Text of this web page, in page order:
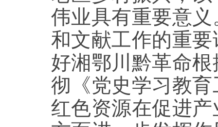
伟业具有重要意
和文献工作的重
好湘鄂川黔革命
彻《党史学习教
红色资源在促进